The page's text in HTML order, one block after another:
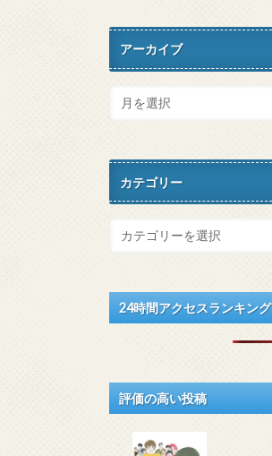
アーカイブ
カテゴリー
24時間アクセスランキング
評価の高い投稿